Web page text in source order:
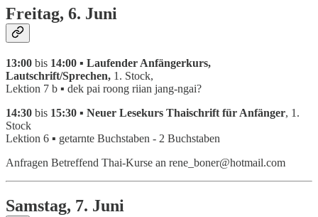
Freitag, 6. Juni
13:00 bis 14:00 ▪ Laufender Anfängerkurs,
Lautschrift/Sprechen, 1. Stock,
Lektion 7 b ▪ dek pai roong riian jang-ngai?
14:30 bis 15:30 ▪ Neuer Lesekurs Thaischrift für Anfänger, 1.
Stock
Lektion 6 ▪ getarnte Buchstaben - 2 Buchstaben
Anfragen Betreffend Thai-Kurse an rene_boner@hotmail.com
Samstag, 7. Juni